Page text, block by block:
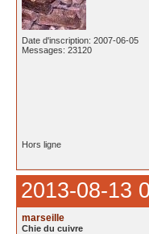
Date d'inscription: 2007-06-05
Messages: 23120
Hors ligne
2013-08-13
marseille
Chie du cuivre